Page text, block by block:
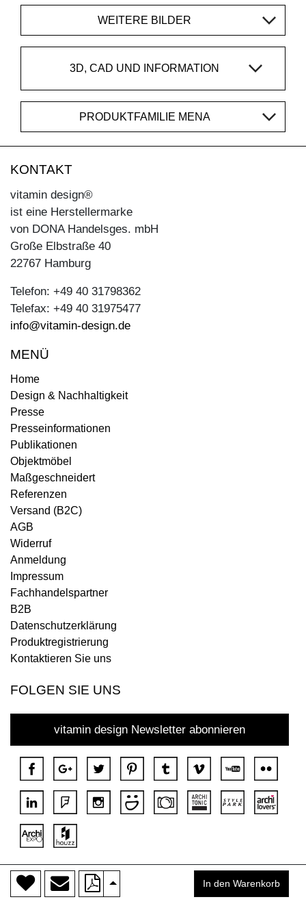
> In den Warenkorb
WEITERE BILDER
3D, CAD UND INFORMATION
PRODUKTFAMILIE MENA
KONTAKT
vitamin design®
ist eine Herstellermarke
von DONA Handelsges. mbH
Große Elbstraße 40
22767 Hamburg
Telefon: +49 40 31798362
Telefax: +49 40 31975477
info@vitamin-design.de
MENÜ
Home
Design & Nachhaltigkeit
Presse
Presseinformationen
Publikationen
Objektmöbel
Maßgeschneidert
Referenzen
Versand (B2C)
AGB
Widerruf
Anmeldung
Impressum
Fachhandelspartner
B2B
Datenschutzerklärung
Produktregistrierung
Kontaktieren Sie uns
FOLGEN SIE UNS
vitamin design Newsletter abonnieren
Copyright © 2018 DONA Alle Rechte vorbehalten.